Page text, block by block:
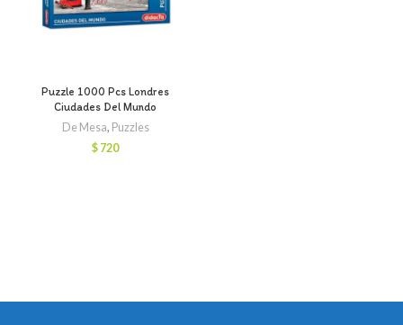
Puzzle 1000 Pcs Londres
Ciudades Del Mundo
De Mesa, Puzzles
$ 720